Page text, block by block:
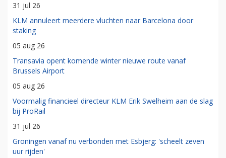
31 jul 26
KLM annuleert meerdere vluchten naar Barcelona door
staking
05 aug 26
Transavia opent komende winter nieuwe route vanaf
Brussels Airport
05 aug 26
Voormalig financieel directeur KLM Erik Swelheim aan de slag
bij ProRail
31 jul 26
Groningen vanaf nu verbonden met Esbjerg: 'scheelt zeven
uur rijden'